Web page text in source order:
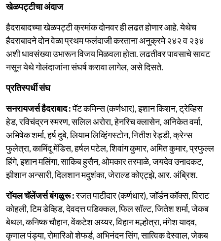
खेळपट्टीचा अंदाज
हैदराबादच्या खेळपट्टी क्रमांक दोनवर ही लढत होणार आहे. येथेच
हैदराबादने दोन वेळा प्रथम फलंदाजी करताना अनुक्रमे २४२ व २३४
अशी धावसंख्या उभारून विजय मिळवला होता. लढतीवर पावसाचे सावट
नसून येथे गोलंदाजांना संघर्ष करावा लागेल, असे दिसते.
प्रतिस्पर्धी संघ
सनरायजर्स हैदराबाद :पॅट कमिन्स (कर्णधार), इशान किशन, ट्रेव्हिस
हेड, रविचंद्रन स्मरण, सलिल अरोरा, हेनरिच क्लासेन, अनिकेत वर्मा,
अभिषेक शर्मा, हर्ष दुबे, लियाम लिव्हिंगस्टोन, नितीश रेड्डी, क्रेन्स
फुलेत्रा, कामिंदू मेंडिस, हर्षल पटेल, शिवांग कुमार, अमित कुमार, प्रफुल्ल
हिंगे, इशान मलिंगा, साकिब हुसैन, ओमकार तरमाळे, जयदेव उनादकट,
झीशान अन्सारी, दिलशान मदुशंका, जेराल्ड कोएट्झे, आर. अंब्रिश.
रॉयल चॅलेंजर्स बंगळुरू :रजत पाटीदार (कर्णधार), जॉर्डन कॉक्स, विराट
कोहली, टिम डेव्हिड, देवदत्त पडिक्कल, फिल सॉल्ट, जितेश शर्मा, जेकब
बेथल, कनिष्क चौहान, वेंकटेश अय्यर, विहान मल्होत्रा, मंगेश यादव,
कृणाल पंड्या, रोमारिओ शेफर्ड, अभिनंदन सिंग, सात्विक देस्वाल, जेकब